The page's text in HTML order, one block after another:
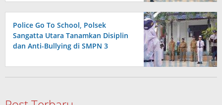
Police Go To School, Polsek
Sangatta Utara Tanamkan Disiplin
dan Anti-Bullying di SMPN 3